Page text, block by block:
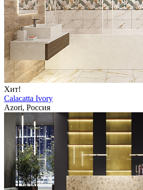
Хит!
Calacatta Ivory
Azori, Россия